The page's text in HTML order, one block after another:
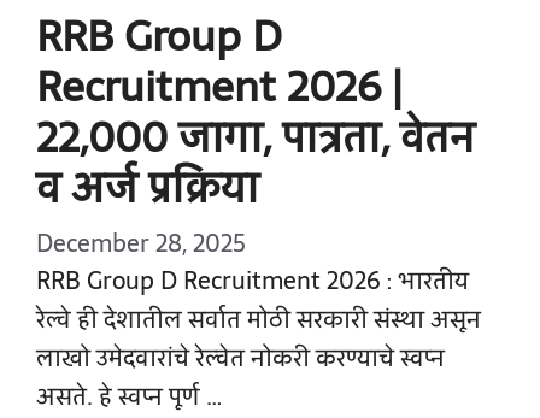
RRB Group D
Recruitment 2026 |
22,000 जागा, पात्रता, वेतन
व अर्ज प्रक्रिया
December 28, 2025
RRB Group D Recruitment 2026 : भारतीय
रेल्वे ही देशातील सर्वात मोठी सरकारी संस्था असून
लाखो उमेदवारांचे रेल्वेत नोकरी करण्याचे स्वप्न
असते. हे स्वप्न पूर्ण …